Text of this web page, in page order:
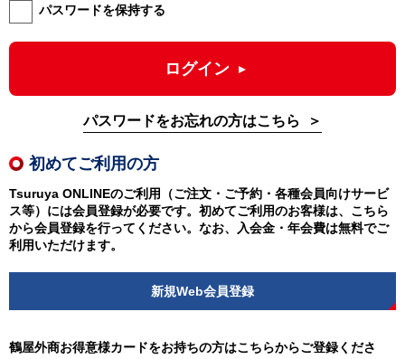
パスワードを保持する
ログイン
パスワードをお忘れの方はこちら
初めてご利用の方
Tsuruya ONLINEのご利用（ご注文・ご予約・各種会員向けサービ
ス等）には会員登録が必要です。初めてご利用のお客様は、こちら
から会員登録を行ってください。なお、入会金・年会費は無料でご
利用いただけます。
新規Web会員登録
鶴屋外商お得意様カードをお持ちの方はこちらからご登録くださ